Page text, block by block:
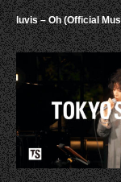
luvis – Oh (Official